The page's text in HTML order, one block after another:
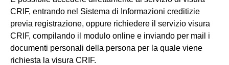
CRIF, entrando nel Sistema di Informazioni creditizie
previa registrazione, oppure richiedere il servizio visura
CRIF, compilando il modulo online e inviando per mail i
documenti personali della persona per la quale viene
richiesta la visura CRIF.